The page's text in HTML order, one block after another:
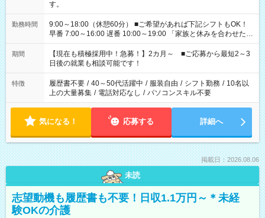
す。
勤務時間
9:00～18:00（休憩60分） ■ご希望があれば下記シフトもOK！
早番 7:00～16:00 遅番 10:00～19:00 「家族と休みを合わせた
い」 「余裕を持って夕飯の準備がしたい」 「できれば残業はし
たくない」 など、ご希望を教えてくださいね。 ※Wワーク希望
の方へ 今ご覧のお仕事で希望する勤務時間と、もう1つのお仕事
の勤務時間。 合計で週40時間を超える場合は応募できません。
期間
【現在も積極採用中！急募！】2カ月～ ■ご応募から最短2～3
日後の就業も相談可能です！
特徴 履歴書不要 / 40～50代活躍中 / 服装自由 / シフト勤務 / 10名以
上の大量募集 / 電話対応なし / パソコンスキル不要
気になる！ 応募する 詳細へ
掲載日：2026.08.06
未読
志望動機も履歴書も不要！日収1.1万円～＊未経
験OKの介護